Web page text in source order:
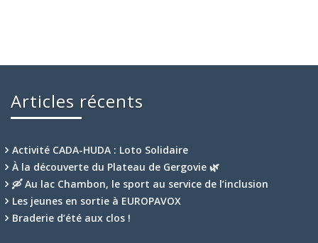
Articles récents
Activité CADA-HUDA : Loto Solidaire
À la découverte du Plateau de Gergovie 🌿
🛶 Au lac Chambon, le sport au service de l’inclusion
Les jeunes en sortie à EUROPAVOX
Braderie d’été aux clos !